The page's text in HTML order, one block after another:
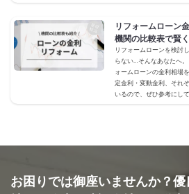
リフォームローン
機関の比較表で賢
リフォームローンを検討
らない…そんなあなたへ
ォームローンの金利相場
定金利・変動金利、それ
いるので、ぜひ参考にして
お困りでは御座いませんか？